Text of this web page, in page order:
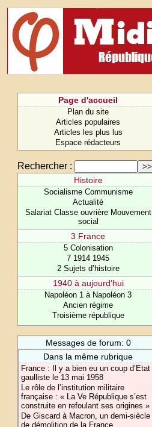
Page d'accueil
Plan du site
Articles populaires
Articles les plus lus
Espace rédacteurs
Rechercher :
Histoire
Socialisme Communisme
Actualité
Salariat Classe ouvrière Mouvement
social
3 France
5 Colonisation
7 1914 1945
2 Sujets d’histoire
1940 à aujourd’hui
Napoléon 1 à Napoléon 3
Ancien régime
Troisième république
Messages de forum: 0
Dans la même rubrique
France : Il y a bien eu un coup d’Etat
gaulliste le 13 mai 1958
Le rôle de l’institution militaire
française : « La Ve République s’est
construite en refoulant ses origines »
De Giscard à Macron, un demi-siècle
de démolition de la France